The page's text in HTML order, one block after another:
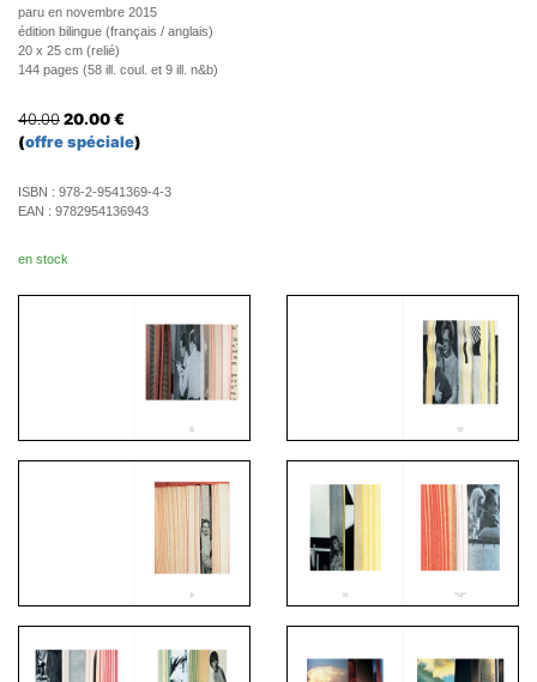
paru en novembre 2015
édition bilingue (français / anglais)
20 x 25 cm (relié)
144 pages (58 ill. coul. et 9 ill. n&b)
40.00 20.00 €
(offre spéciale)
ISBN : 978-2-9541369-4-3
EAN : 9782954136943
en stock